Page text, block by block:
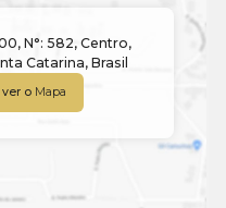
, N°: 582, Centro,
Catarina, Brasil
o Mapa